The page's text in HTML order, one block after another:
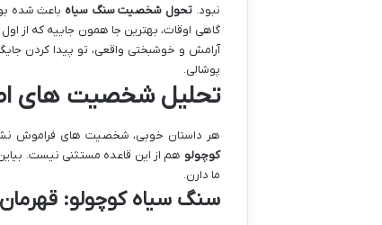
نبود.تحول شخصیت سنگ سیاه باعث شده
گاهی اوقات، بهترین جا همون جاییه که از
آرامش و خوشبختی واقعی، تو پیدا کردن
پوشالی.
تحلیل شخصیت های
هر داستان خوبی، شخصیت های فراموش
کوچولو هم از این قاعده مستثنی نیست.
ما دارن.
سنگ سیاه کوچولو: